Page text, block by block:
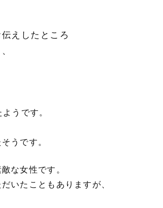
えしたところ
うです。
うです。
な女性です。
いたこともありますが、